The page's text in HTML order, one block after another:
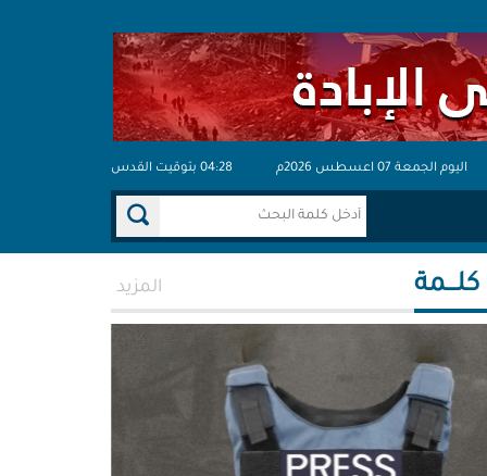
اليوم الجمعة 07 اعسطس 2026م 04:28 بتوقيت القدس
كلـــمة المزيد